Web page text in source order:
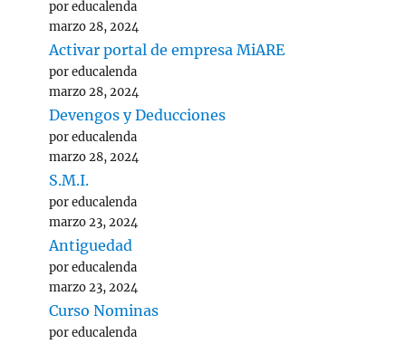
por educalenda
marzo 28, 2024
Activar portal de empresa MiARE
por educalenda
marzo 28, 2024
Devengos y Deducciones
por educalenda
marzo 28, 2024
S.M.I.
por educalenda
marzo 23, 2024
Antiguedad
por educalenda
marzo 23, 2024
Curso Nominas
por educalenda